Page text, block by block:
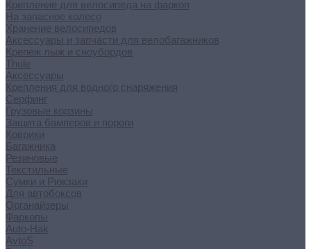
Крепление для велосипеда на фаркоп
На запасное колесо
Хранение велосипедов
Аксессуары и запчасти для велобагажников
Крепеж лыж и сноубордов
Thule
Аксессуары
Крепления для водного снаряжения
Серфинг
Грузовые корзины
Защита бамперов и пороги
Коврики
Багажника
Резиновые
Текстильные
Сумки и Рюкзаки
Для автобоксов
Органайзеры
Фаркопы
Auto-Hak
AvtoS